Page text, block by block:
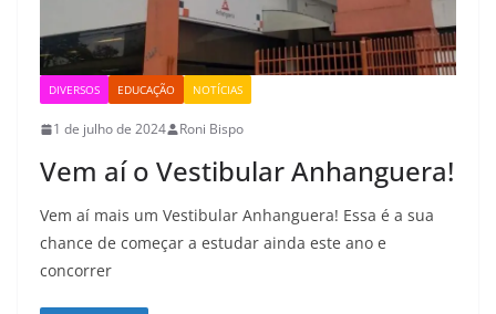
DIVERSOS EDUCAÇÃO NOTÍCIAS
1 de julho de 2024 Roni Bispo
Vem aí o Vestibular Anhanguera!
Vem aí mais um Vestibular Anhanguera! Essa é a sua
chance de começar a estudar ainda este ano e
concorrer